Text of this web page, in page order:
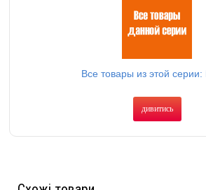
Все товары из этой серии:
дивитись